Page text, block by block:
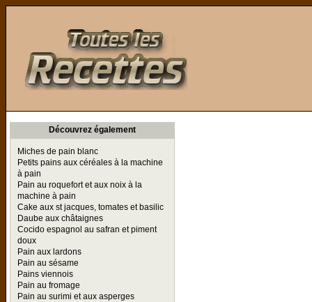
Découvrez également
Miches de pain blanc
Petits pains aux céréales à la machine
à pain
Pain au roquefort et aux noix à la
machine à pain
Cake aux st jacques, tomates et basilic
Daube aux châtaignes
Cocido espagnol au safran et piment
doux
Pain aux lardons
Pain au sésame
Pains viennois
Pain au fromage
Pain au surimi et aux asperges